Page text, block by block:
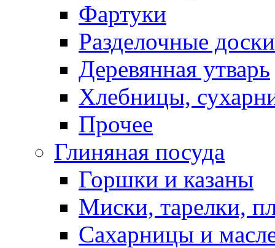
Фартуки
Разделочные доски
Деревянная утварь
Хлебницы,
Прочее
Глиняная посуда
Горшки и казаны
Миски, тарелки,
Сахарницы и